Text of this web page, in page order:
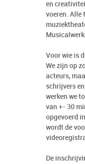
en
voeren. Alle
Voor wie is
We zijn op
acteurs,
schrijvers
werken we
van +- 30
opgevoerd
wordt de
De